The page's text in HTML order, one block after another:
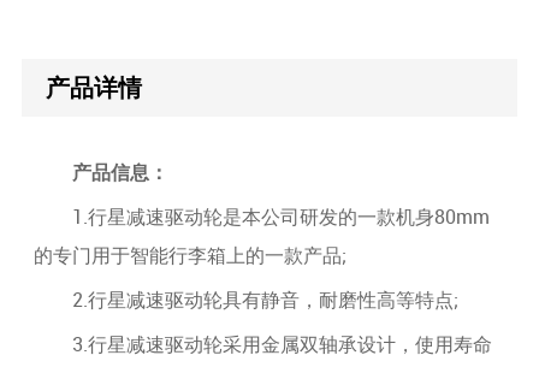
产品详情
产品信息：
1.行星减速驱动轮是本公司研发的一款机身80mm
的专门用于智能行李箱上的一款产品;
2.行星减速驱动轮具有静音，耐磨性高等特点;
3.行星减速驱动轮采用金属双轴承设计，使用寿命